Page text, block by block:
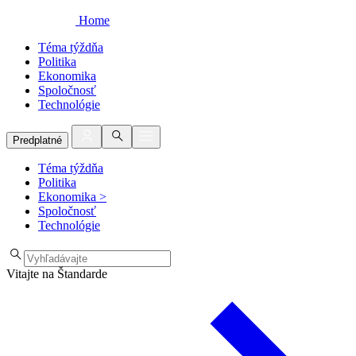
Home
Téma týždňa
Politika
Ekonomika
Spoločnosť
Technológie
Predplatné
Téma týždňa
Politika
Ekonomika >
Spoločnosť
Technológie
Vitajte na Štandarde